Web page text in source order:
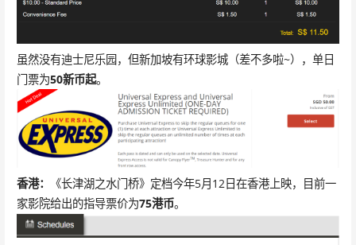
虽然没有迪士尼乐园，但新加坡有环球影城（差不多啦~），单日
门票为50新币起。
香港：
《长津湖之水门桥》定档今年5月12日在香港上映，目前一
家影院给出的指导票价为75港币。